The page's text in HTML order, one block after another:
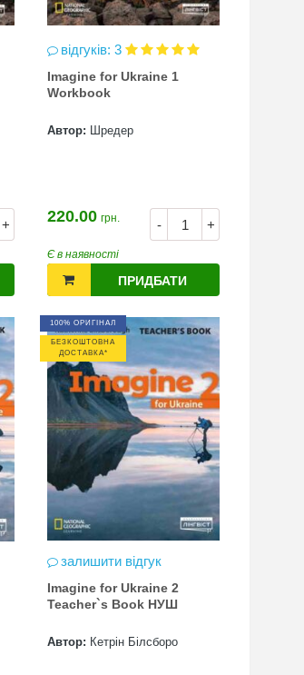
+
відгуків: 3
Imagine for Ukraine 1
Workbook
Автор: Шредер
- +
220.00 грн.
Є в наявності
ПРИДБАТИ
100% ОРИГІНАЛ
БЕЗКОШТОВНА
ДОСТАВКА*
залишити відгук
Imagine for Ukraine 2
Teacher`s Book НУШ
Автор: Кетрін Білсборо